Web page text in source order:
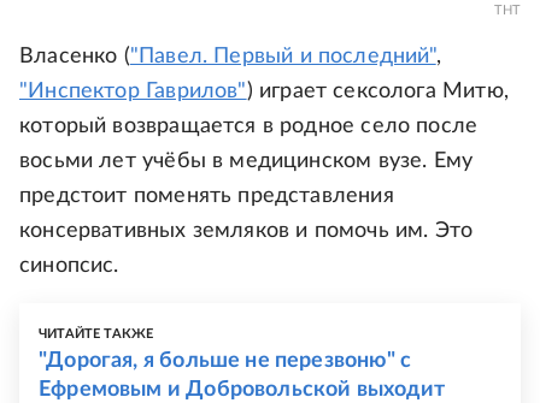
ТНТ
Власенко ("Павел. Первый и последний",
"Инспектор Гаврилов") играет сексолога Митю,
который возвращается в родное село после
восьми лет учёбы в медицинском вузе. Ему
предстоит поменять представления
консервативных земляков и помочь им. Это
синопсис.
ЧИТАЙТЕ ТАКЖЕ
"Дорогая, я больше не перезвоню" с
Ефремовым и Добровольской выходит